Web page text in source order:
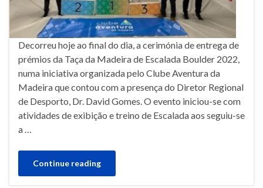
Decorreu hoje ao final do dia, a cerimónia de entrega de
prémios da Taça da Madeira de Escalada Boulder 2022,
numa iniciativa organizada pelo Clube Aventura da
Madeira que contou com a presença do Diretor Regional
de Desporto, Dr. David Gomes. O evento iniciou-se com
atividades de exibição e treino de Escalada aos seguiu-se
a …
Continue reading